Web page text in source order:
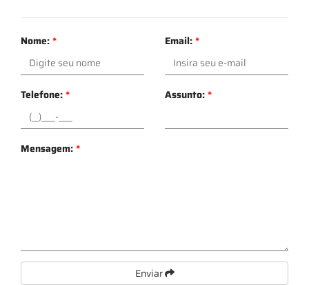
Nome:* Email:*
Telefone:* Assunto:*
Mensagem:*
Enviar